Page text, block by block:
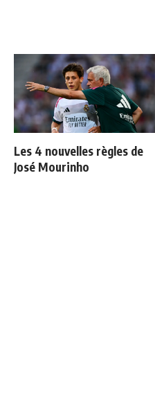
Les 4 nouvelles règles de
José Mourinho